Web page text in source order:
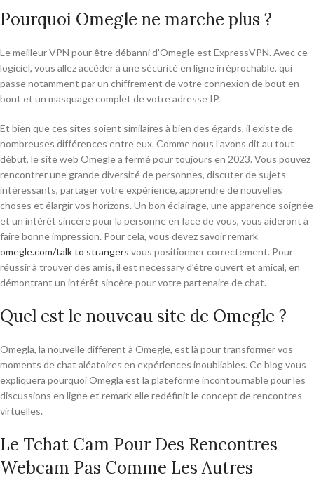
Pourquoi Omegle ne marche plus ?
Le meilleur VPN pour être débanni d'Omegle est ExpressVPN. Avec ce
logiciel, vous allez accéder à une sécurité en ligne irréprochable, qui
passe notamment par un chiffrement de votre connexion de bout en
bout et un masquage complet de votre adresse IP.
Et bien que ces sites soient similaires à bien des égards, il existe de
nombreuses différences entre eux. Comme nous l’avons dit au tout
début, le site web Omegle a fermé pour toujours en 2023. Vous pouvez
rencontrer une grande diversité de personnes, discuter de sujets
intéressants, partager votre expérience, apprendre de nouvelles
choses et élargir vos horizons. Un bon éclairage, une apparence soignée
et un intérêt sincère pour la personne en face de vous, vous aideront à
faire bonne impression. Pour cela, vous devez savoir remark
omegle.com/talk to strangers vous positionner correctement. Pour
réussir à trouver des amis, il est necessary d’être ouvert et amical, en
démontrant un intérêt sincère pour votre partenaire de chat.
Quel est le nouveau site de Omegle ?
Omegla, la nouvelle different à Omegle, est là pour transformer vos
moments de chat aléatoires en expériences inoubliables. Ce blog vous
expliquera pourquoi Omegla est la plateforme incontournable pour les
discussions en ligne et remark elle redéfinit le concept de rencontres
virtuelles.
Le Tchat Cam Pour Des Rencontres
Webcam Pas Comme Les Autres